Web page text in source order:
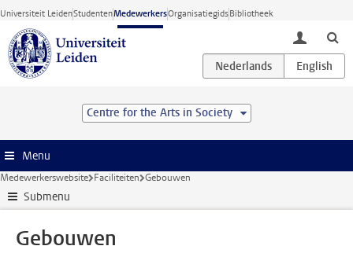
Ga direct naar de inhoud
Universiteit LeidenStudentenMedewerkersOrganisatiegidsBibliotheek
toggle
Centre for the Arts in Society
Menu
Medewerkerswebsite Faciliteiten Gebouwen
Submenu
Gebouwen